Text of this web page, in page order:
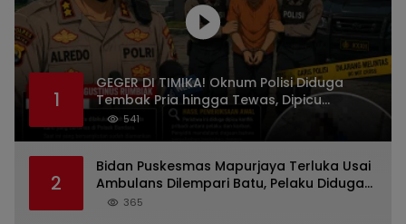
1
GEGER DI TIMIKA! Oknum Polisi Diduga
Tembak Pria hingga Tewas, Dipicu
Dugaan Persoalan Rumah Tangga
541
2
Bidan Puskesmas Mapurjaya Terluka Usai
Ambulans Dilempari Batu, Pelaku Diduga
Kelompok Mabuk di Jalan Poros Timika
365